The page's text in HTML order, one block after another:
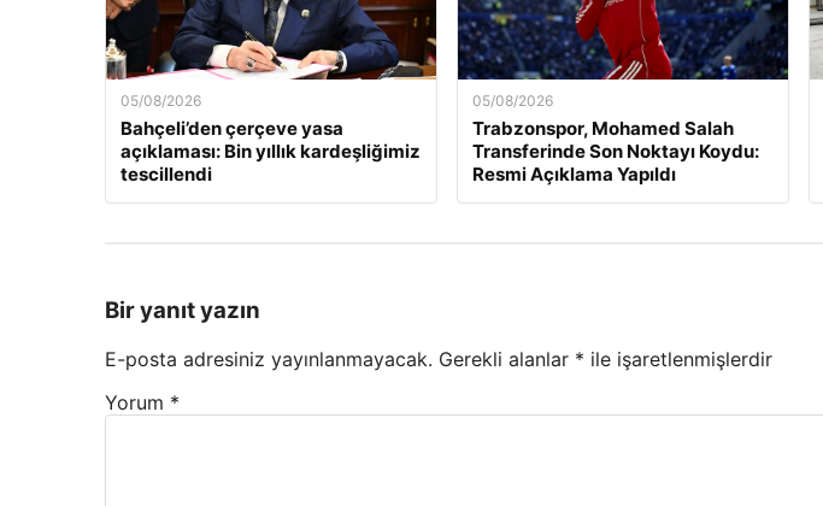
05/08/2026
Bahçeli’den çerçeve yasa
açıklaması: Bin yıllık kardeşliğimiz
tescillendi
05/08/2026
Trabzonspor, Mohamed Salah
Transferinde Son Noktayı Koydu:
Resmi Açıklama Yapıldı
Bir yanıt yazın
E-posta adresiniz yayınlanmayacak. Gerekli alanlar * ile işaretlenmişlerdir
Yorum *